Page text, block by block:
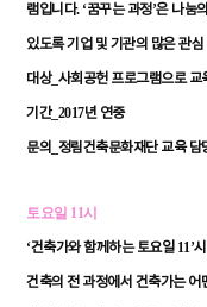
램입니다. ‘꿈꾸는 과정’은 나눔의
있도록기업 및 기관의 많은관심
대상_ 사회공헌 프로그램으로 교
기간_2017년 연중
문의 정림건축문화재단 교육 담
토요일 11시
‘건축가와함께하는 토요일 11’
건축의 전 과정에서 건축가는 어